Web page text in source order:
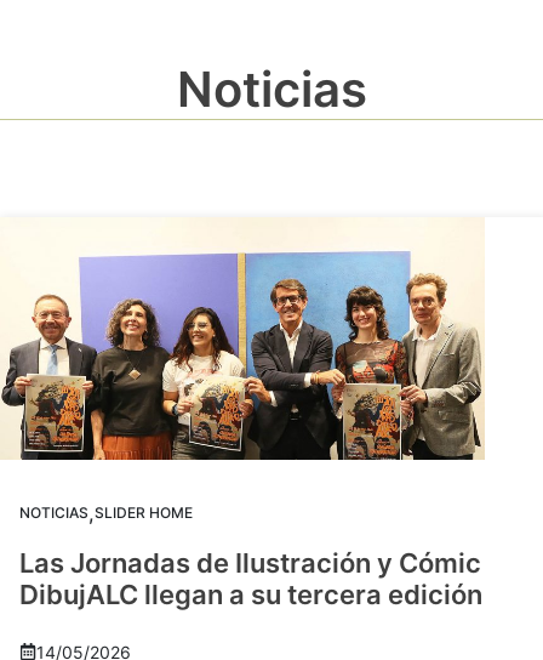
Noticias
NOTICIAS,SLIDER HOME
Las Jornadas de Ilustración y Cómic
DibujALC llegan a su tercera edición
14/05/2026